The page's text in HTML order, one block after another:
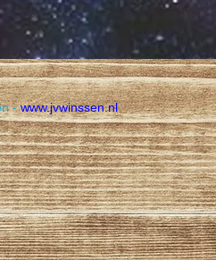
-www.jvwinssen.nl